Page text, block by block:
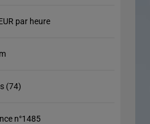
par heure
(74)
n°1485